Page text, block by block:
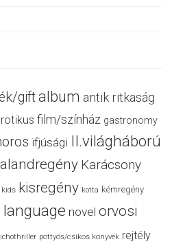
giftalbum antik ritkaság
film/színház gastronomy
ifjúsági II.világháború
Karácsony
kids kisregény kotta kémregény
language novel orvosi
pöttyös/csíkos könyvek rejtély